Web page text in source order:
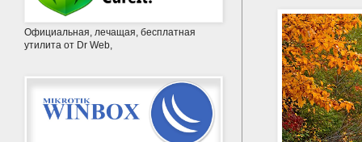
Официальная, лечащая, бесплатная
утилита от Dr Web,